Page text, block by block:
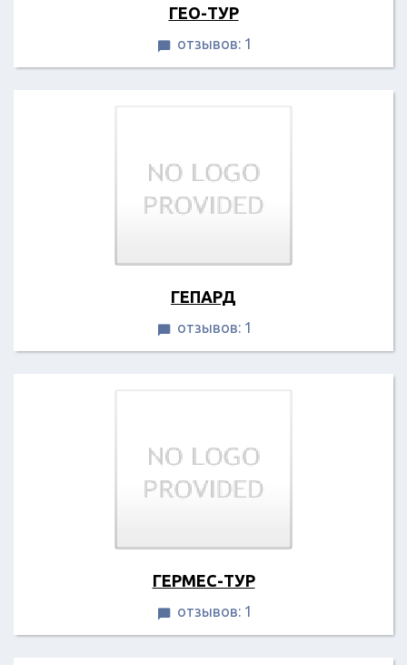
ГЕО-ТУР
 отзывов: 1
ГЕПАРД
 отзывов: 1
ГЕРМЕС-ТУР
 отзывов: 1